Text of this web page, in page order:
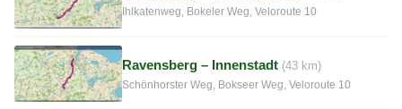
Ihlkatenweg, Bokeler Weg, Veloroute 10
Ravensberg – Innenstadt (43 km)
Schönhorster Weg, Bokseer Weg, Veloroute 10